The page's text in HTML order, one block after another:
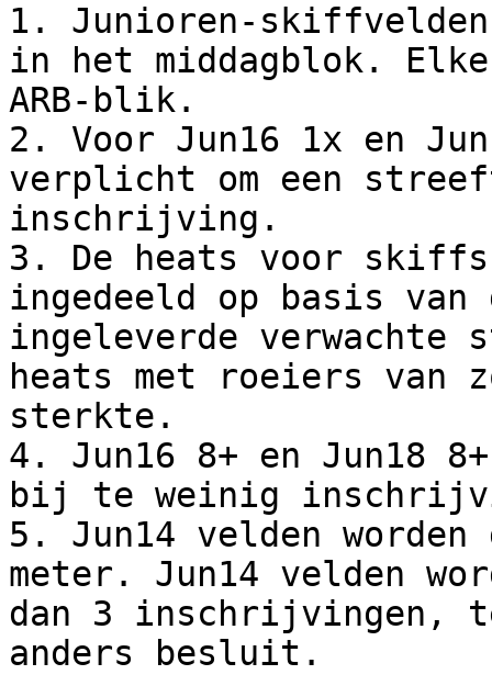
1. Junioren-
in het middagblok.
ARB-blik.
2. Voor Jun16 1x en
verplicht om een
inschrijving.
3. De heats voor
ingedeeld op basis
ingeleverde
heats met roeiers van
sterkte.
4. Jun16 8+ en Jun18 8+
bij te weinig
5. Jun14 velden
meter. Jun14 velden
dan 3 inschrijvingen,
anders besluit.